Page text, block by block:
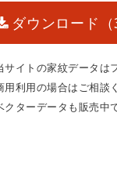
ダウンロード（
イトの家紋データは
利用の場合はご相談
ターデータも販売中で